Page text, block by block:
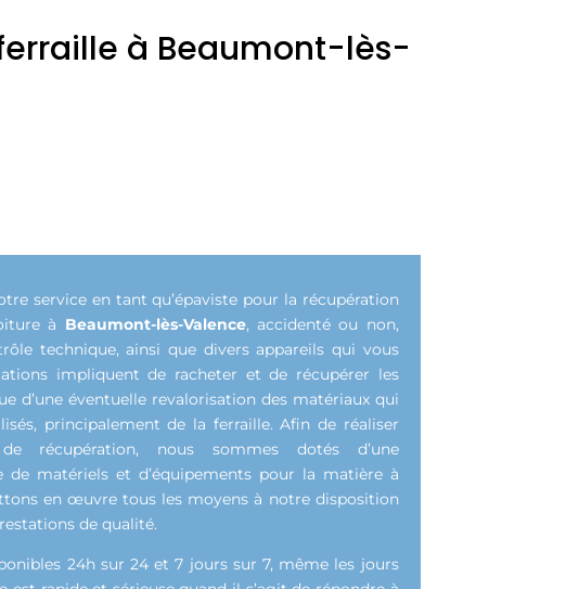
à Beaumont-lès-
service en tant qu’épaviste pour la récupération
à Beaumont-lès-Valence, accidenté ou non,
technique, ainsi que divers appareils qui vous
impliquent de racheter et de récupérer les
d’une éventuelle revalorisation des matériaux qui
principalement de la ferraille. Afin de réaliser
récupération, nous sommes dotés d’une
de matériels et d’équipements pour la matière à
en œuvre tous les moyens à notre disposition
de qualité.
24h sur 24 et 7 jours sur 7, même les jours